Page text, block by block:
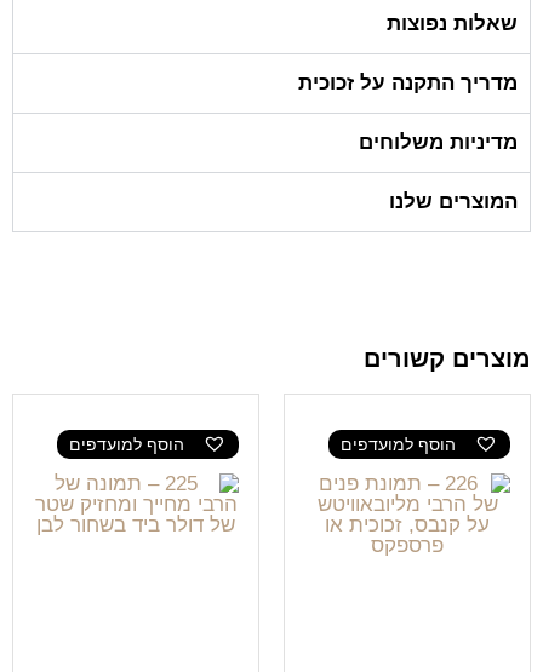
שאלות נפוצות
מדריך התקנה על זכוכית
מדיניות משלוחים
המוצרים שלנו
מוצרים קשורים
הוסף למועדפים הוסף למועדפים